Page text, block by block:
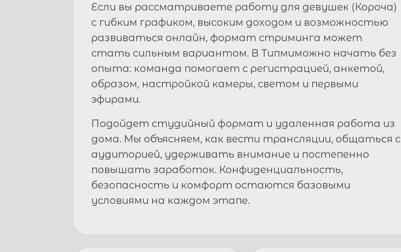
Если вы рассматриваете работу для девушек (Короча)
с гибким графиком, высоким доходом и возможностью
развиваться онлайн, формат стриминга может
стать сильным вариантом. В Типмиможно начать без
опыта: команда помогает с регистрацией, анкетой,
образом, настройкой камеры, светом и первыми
эфирами.
Подойдет студийный формат и удаленная работа из
дома. Мы объясняем, как вести трансляции, общаться с
аудиторией, удерживать внимание и постепенно
повышать заработок. Конфиденциальность,
безопасность и комфорт остаются базовыми
условиями на каждом этапе.